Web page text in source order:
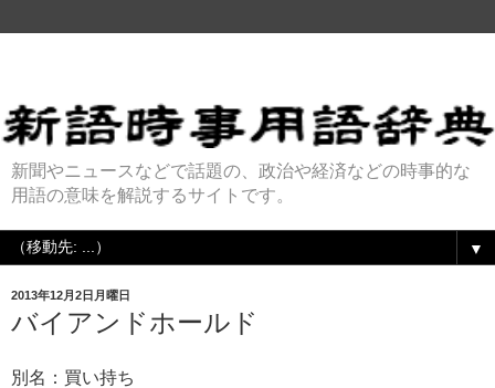
新聞やニュースなどで話題の、政治や経済などの時事的な
用語の意味を解説するサイトです。
▼
2013年12月2日月曜日
バイアンドホールド
別名：買い持ち